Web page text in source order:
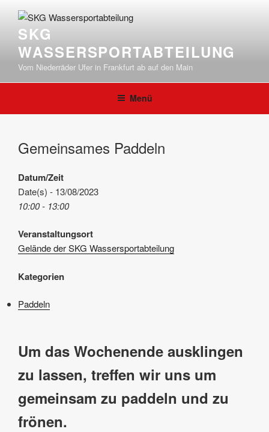
Inhalt
springenSKG
WASSERSPORTABTEILUNG
Vom Niederräder Ufer in Frankfurt ab auf den Main
Menü
Gemeinsames Paddeln
Datum/Zeit
Date(s) - 13/08/2023
10:00 - 13:00
Veranstaltungsort
Gelände der SKG Wassersportabteilung
Kategorien
Paddeln
Um das Wochenende ausklingen
zu lassen, treffen wir uns um
gemeinsam zu paddeln und zu
frönen.